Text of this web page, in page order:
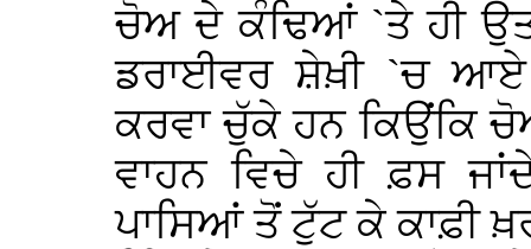
ਚੋਅ ਦੇ ਕੰਢਿਆਂ `ਤੇ ਹੀ
ਡਰਾਈਵਰ ਸ਼ੇਖ਼ੀ `ਚ ਆਏ
ਕਰਵਾ ਚੁੱਕੇ ਹਨ ਕਿਉਂਕਿ
ਵਾਹਨ ਵਿਚੇ ਹੀ ਫ਼ਸ
ਪਾਸਿਆਂ ਤੋਂ ਟੁੱਟ ਕੇ ਕਾਫ਼ੀ